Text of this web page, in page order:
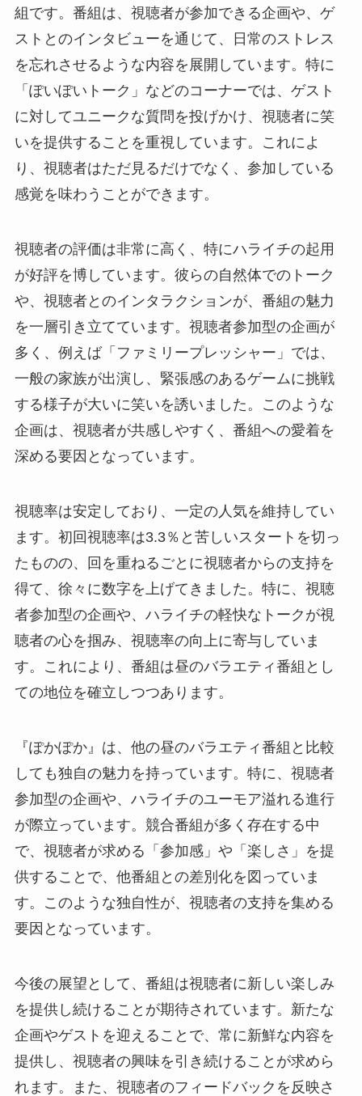
組です。番組は、視聴者が参加できる企画や、ゲ
ストとのインタビューを通じて、日常のストレス
を忘れさせるような内容を展開しています。特に
「ぽいぽいトーク」などのコーナーでは、ゲスト
に対してユニークな質問を投げかけ、視聴者に笑
いを提供することを重視しています。これによ
り、視聴者はただ見るだけでなく、参加している
感覚を味わうことができます。
視聴者の評価は非常に高く、特にハライチの起用
が好評を博しています。彼らの自然体でのトーク
や、視聴者とのインタラクションが、番組の魅力
を一層引き立てています。視聴者参加型の企画が
多く、例えば「ファミリープレッシャー」では、
一般の家族が出演し、緊張感のあるゲームに挑戦
する様子が大いに笑いを誘いました。このような
企画は、視聴者が共感しやすく、番組への愛着を
深める要因となっています。
視聴率は安定しており、一定の人気を維持してい
ます。初回視聴率は3.3％と苦しいスタートを切っ
たものの、回を重ねるごとに視聴者からの支持を
得て、徐々に数字を上げてきました。特に、視聴
者参加型の企画や、ハライチの軽快なトークが視
聴者の心を掴み、視聴率の向上に寄与していま
す。これにより、番組は昼のバラエティ番組とし
ての地位を確立しつつあります。
『ぽかぽか』は、他の昼のバラエティ番組と比較
しても独自の魅力を持っています。特に、視聴者
参加型の企画や、ハライチのユーモア溢れる進行
が際立っています。競合番組が多く存在する中
で、視聴者が求める「参加感」や「楽しさ」を提
供することで、他番組との差別化を図っていま
す。このような独自性が、視聴者の支持を集める
要因となっています。
今後の展望として、番組は視聴者に新しい楽しみ
を提供し続けることが期待されています。新たな
企画やゲストを迎えることで、常に新鮮な内容を
提供し、視聴者の興味を引き続けることが求めら
れます。また、視聴者のフィードバックを反映さ